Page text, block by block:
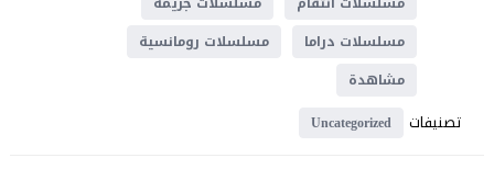
مسلسلات دراما
مسلسلات رومانسية
مشاهدة
تصنيفات Uncategorized